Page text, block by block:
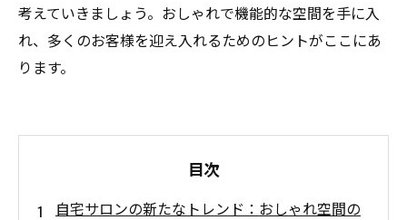
考えていきましょう。おしゃれで機能的な空間を手に入
れ、多くのお客様を迎え入れるためのヒントがここにあ
ります。
目次
自宅サロンの新たなトレンド：おしゃれ空間の